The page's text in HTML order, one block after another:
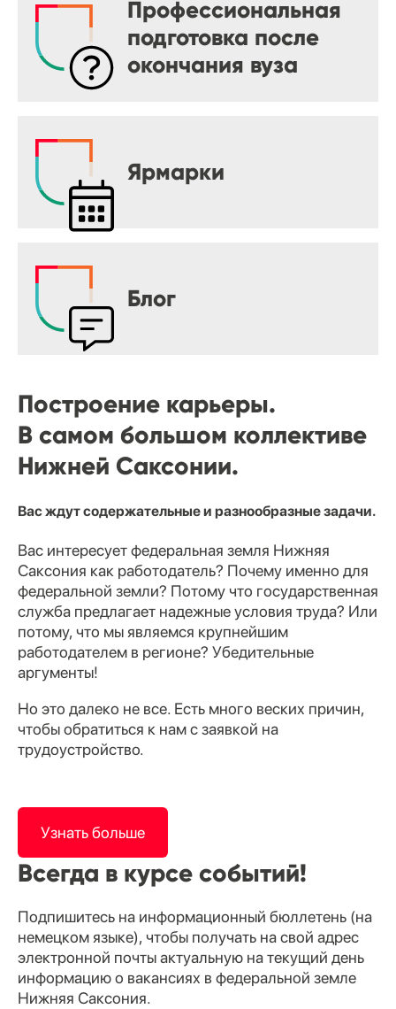
Профессиональная
подготовка после
окончания вуза
Ярмарки
Блог
Построение карьеры.
В самом большом коллективе
Нижней Саксонии.
Вас ждут содержательные и разнообразные задачи.
Вас интересует федеральная земля Нижняя
Саксония как работодатель? Почему именно для
федеральной земли? Потому что государственная
служба предлагает надежные условия труда? Или
потому, что мы являемся крупнейшим
работодателем в регионе? Убедительные
аргументы!
Но это далеко не все. Есть много веских причин,
чтобы обратиться к нам с заявкой на
трудоустройство.
Узнать больше
Всегда в курсе событий!
Подпишитесь на информационный бюллетень (на
немецком языке), чтобы получать на свой адрес
электронной почты актуальную на текущий день
информацию о вакансиях в федеральной земле
Нижняя Саксония.